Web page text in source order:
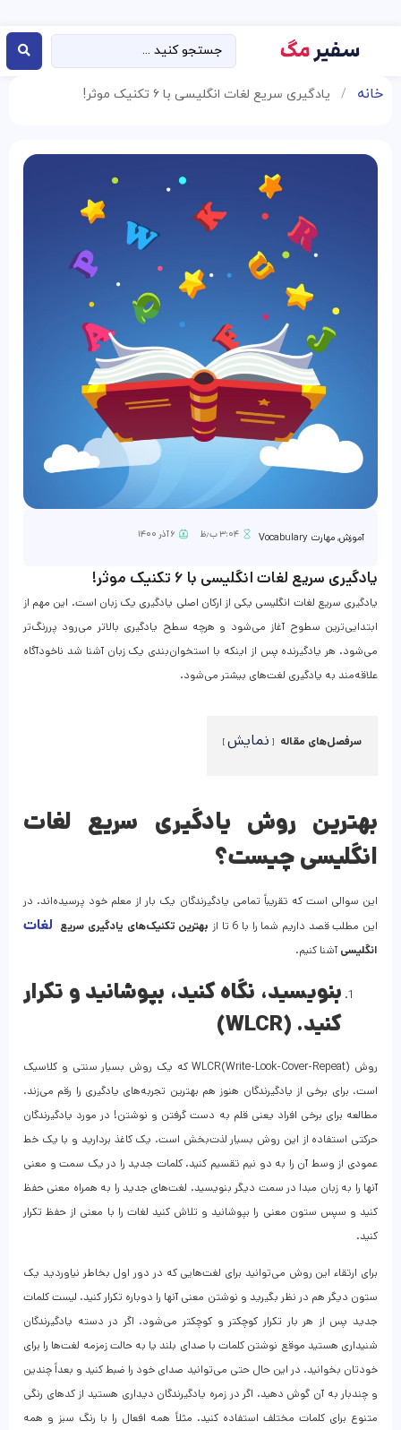
خانه / یادگیری سریع لغات انگلیسی با ۶ تکنیک موثر!
آموزش,مهارت Vocabulary ۳:۰۴ ب٫ظ ۶ آذر ۱۴۰۰
یادگیری سریع لغات انگلیسی با ۶ تکنیک موثر!
یادگیری سریع لغات انگلیسی یکی از ارکان اصلی یادگیری یک زبان است. این مهم از
ابتدایی‌ترین سطوح آغاز می‌شود و هرچه سطح یادگیری بالاتر می‌رود پررنگ‌تر
می‌شود. هر یادگیرنده پس از اینکه با استخوان‌بندی یک زبان آشنا شد ناخودآگاه
علاقه‌مند به یادگیری لغت‌های بیشتر می‌شود.
سرفصل‌های مقاله نمایش
بهترین روش یادگیری سریع لغات
انگلیسی چیست؟
این سوالی است که تقریباً تمامی یادگیرندگان یک بار از معلم خود پرسیده‌اند. در
این مطلب قصد داریم شما را با 6 تا از
بهترین تکنیک‌های یادگیری سریع لغات
انگلیسی آشنا کنیم.
بنویسید، نگاه کنید، بپوشانید و تکرار
کنید. (WLCR
)
روش WLCR(Write-Look-Cover-Repeat) که یک روش بسیار سنتی و کلاسیک
است، برای برخی از یادگیرندگان هنوز هم بهترین تجربه‌های یادگیری را رقم می‌زند.
مطالعه برای برخی افراد یعنی قلم به دست گرفتن و نوشتن! در مورد یادگیرندگان
حرکتی استفاده از این روش بسیار لذت‌بخش است. یک کاغذ بردارید و با یک خط
عمودی از وسط آن را به دو نیم تقسیم کنید. کلمات جدید را در یک سمت و معنی
آنها را به زبان مبدا در سمت دیگر بنویسید. لغت‌های جدید را به همراه معنی حفظ
کنید و سپس ستون معنی را بپوشانید و تلاش کنید لغات را با معنی از حفظ تکرار
کنید.
برای ارتقاء این روش می‌توانید برای لغت‌هایی که در دور اول بخاطر نیاوردید یک
ستون دیگر هم در نظر بگیرید و نوشتن معنی آنها را دوباره تکرار کنید. لیست کلمات
جدید پس از هر بار تکرار کوچکتر و کوچکتر می‌شود. اگر در دسته یادگیرندگان
شنیداری هستید موقع نوشتن کلمات با صدای بلند یا به حالت زمزمه لغت‌ها را برای
خودتان بخوانید. در این حال حتی می‌توانید صدای خود را ضبط کنید و بعداً چندین
و چندبار به آن گوش دهید. اگر در زمره یادگیرندگان دیداری هستید از کدهای رنگی
متنوع برای کلمات مختلف استفاده کنید. مثلاً همه افعال را با رنگ سبز و همه